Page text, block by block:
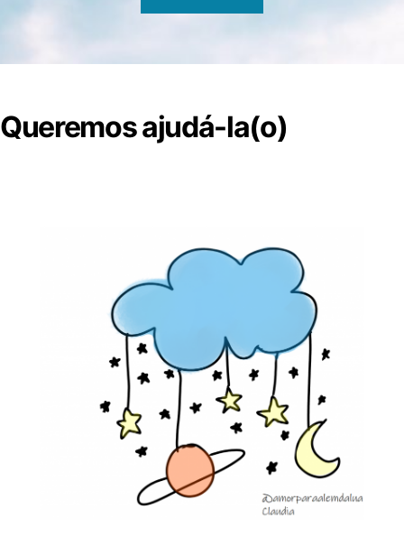
Queremos ajudá-la(o)